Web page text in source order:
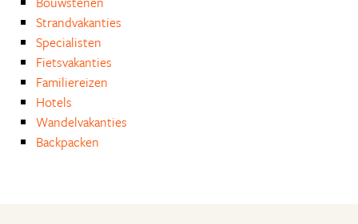
Strandvakanties
Specialisten
Fietsvakanties
Familiereizen
Hotels
Wandelvakanties
Backpacken